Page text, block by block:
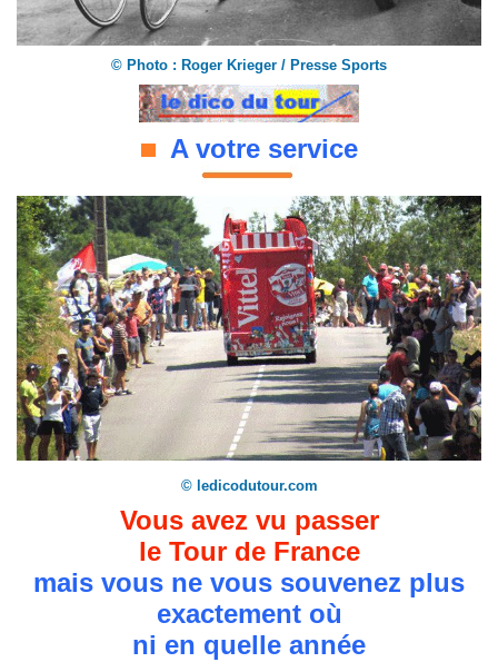
© Photo : Roger Krieger / Presse Sports
A votre service
© ledicodutour.com
Vous avez vu passer
le Tour de France
mais vous ne vous souvenez plus
exactement où
ni en quelle année